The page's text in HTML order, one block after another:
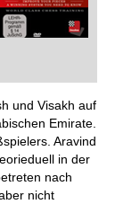
und Visakh auf
Emirate.
Aravind
in der
nach
nicht